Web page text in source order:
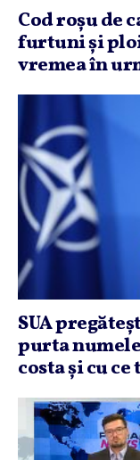
Cod roşu de
furtuni şi
vremea în
SUA
purta
costa şi cu